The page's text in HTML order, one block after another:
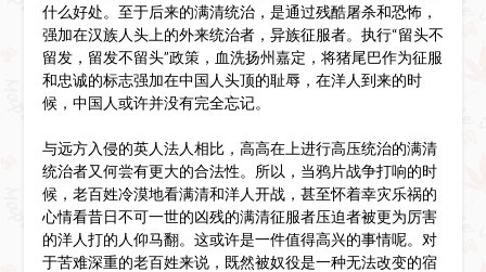
什么好处。至于后来的满清统治，是通过残酷屠杀和恐怖，
强加在汉族人头上的外来统治者，异族征服者。执行“留头不
留发，留发不留头”政策，血洗扬州嘉定，将猪尾巴作为征服
和忠诚的标志强加在中国人头顶的耻辱，在洋人到来的时
候，中国人或许并没有完全忘记。
与远方入侵的英人法人相比，高高在上进行高压统治的满清
统治者又何尝有更大的合法性。所以，当鸦片战争打响的时
候，老百姓冷漠地看满清和洋人开战，甚至怀着幸灾乐祸的
心情看昔日不可一世的凶残的满清征服者压迫者被更为厉害
的洋人打的人仰马翻。这或许是一件值得高兴的事情呢。对
于苦难深重的老百姓来说，既然被奴役是一种无法改变的宿